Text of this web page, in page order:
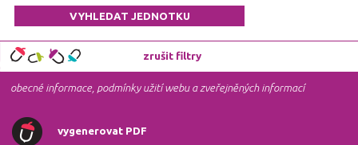
zrušit filtry
obecné informace, podmínky užití webu a zveřejněných informací
vygenerovat PDF